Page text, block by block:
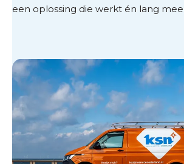
een oplossing die werkt én lang